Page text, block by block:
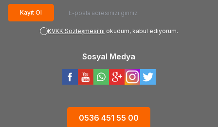
Kayıt Ol
KVKK Sözleşmesi'ni okudum, kabul ediyorum.
Sosyal Medya
0536 451 55 00